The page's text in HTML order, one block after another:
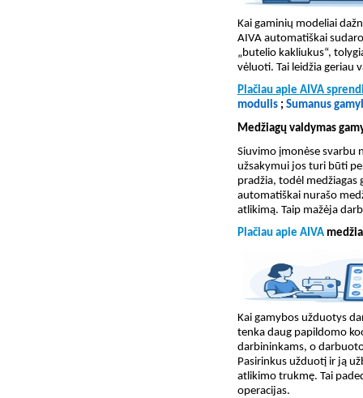
Kai gaminių modeliai
AIVA automatiškai
„butelio kakliukus“,
vėluoti. Tai leidžia geriau
Plačiau apie AIVA
modulis; Sumanus
Medžiagų valdymas
Siuvimo įmonėse svarbu
užsakymui jos turi būti
pradžia, todėl
automatiškai nurašo
atlikimą. Taip mažėja
Plačiau apie AIVA
Kai gamybos užduotys
tenka daug papildomo
darbininkams, o
Pasirinkus užduotį ir ją
atlikimo trukmę. Tai
operacijas.